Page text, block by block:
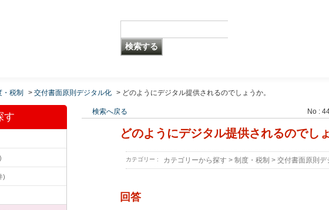
・税制 > 交付書面原則デジタル化 > どのようにデジタル提供されるのでしょうか。
す
)
検索へ戻る No :
どのようにデジタル提供されるのでしょ
カテゴリー : カテゴリーから探す > 制度・税制 > 交付書面原則デ
回答